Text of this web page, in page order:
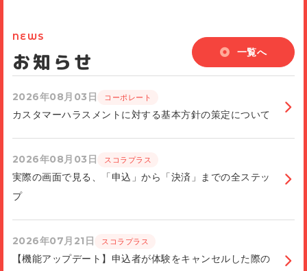
NEWS
お知らせ 一覧へ
2026年08月03日 コーポレート
カスタマーハラスメントに対する基本方針の策定について
2026年08月03日 スコラプラス
実際の画面で見る、「申込」から「決済」までの全ステッ
プ
2026年07月21日 スコラプラス
【機能アップデート】申込者が体験をキャンセルした際の